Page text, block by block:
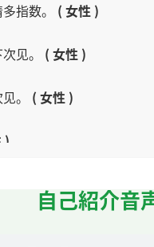
指数。 ( 女性 )
见。 ( 女性 )
。 ( 女性 )
)
自己紹介音